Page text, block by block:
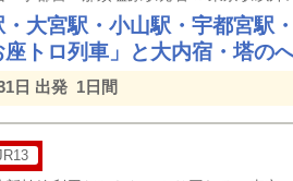
・大宮駅・小山駅・宇都宮駅
トロ列車」と大内宿・塔の
日 出発 1日間